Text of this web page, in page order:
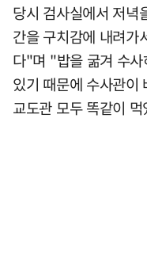
당시 검사실에서 저녁
간을 구치감에 내려가
다"며 "밥을 굶겨 수
있기 때문에 수사관이
교도관 모두 똑같이